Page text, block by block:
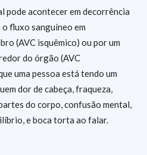
pode acontecer em decorrência
fluxo sanguíneo em
(AVC isquêmico) ou por um
do órgão (AVC
uma pessoa está tendo um
dor de cabeça, fraqueza,
do corpo, confusão mental,
e boca torta ao falar.